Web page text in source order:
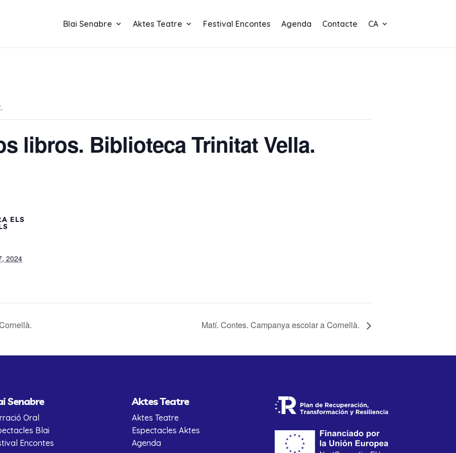
Blai Senabre Aktes Teatre Festival Encontes Agenda Contacte CA
libros. Biblioteca Trinitat Vella.
ELS
2024
Matí. Contes. Campanya escolar a Cornellà.
Senabre
Oral
Blai
Encontes
Aktes Teatre
Aktes Teatre
Espectacles Aktes
Agenda